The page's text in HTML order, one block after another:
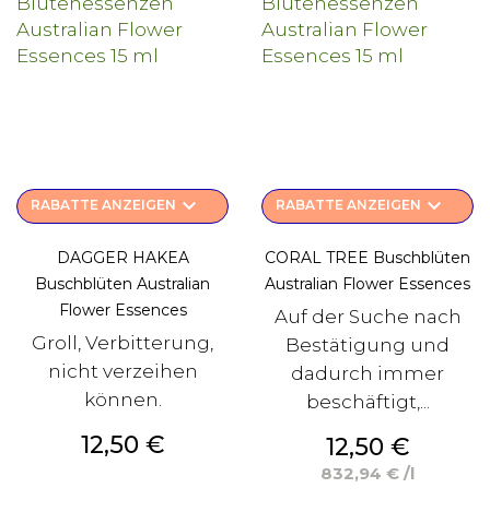
RABATTE ANZEIGEN keyboard_arrow_down
DAGGER HAKEA
Buschblüten Australian
Flower Essences
Groll, Verbitterung,
nicht verzeihen
können.
Preis
12,50 €
RABATTE ANZEIGEN keyboard_arrow_down
CORAL TREE Buschblüten
Australian Flower Essences
Auf der Suche nach
Bestätigung und
dadurch immer
beschäftigt,...
Preis
12,50 €
832,94 € /l